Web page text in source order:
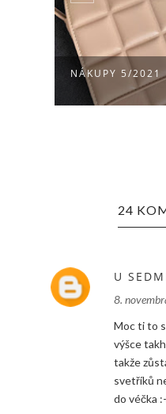
NÁKUPY 5/2021
24
U
8.
Moc ti to
výšce
takže
svetříků
do véčka